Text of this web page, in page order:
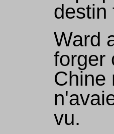
Ward
forger
Chine
vu.